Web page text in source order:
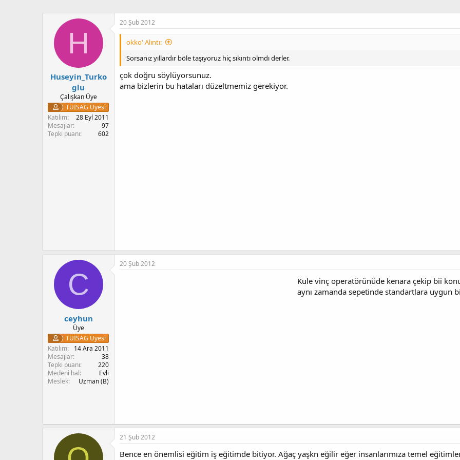
H
Huseyin_Turko
glu
Çalışkan Üye
TÜİSAG Üyesi
Katılım
28 Eyl 2011
Mesajlar
97
Tepki puanı
602
20 Şub 2012
okko' Alıntı:
Sorsanız yıllardır böle taşıyoruz hiç sıkıntı olmdı derler.
çok doğru söylüyorsunuz.
ama bizlerin bu hataları düzeltmemiz gerekiyor.
C
ceyhun
Üye
TÜİSAG Üyesi
Katılım
14 Ara 2011
Mesajlar
38
Tepki puanı
220
Medeni hal
Evli
Meslek
Uzman (B)
20 Şub 2012
Kule vinç operatörünüde kenara çekip bii
aynı zamanda sepetinde standartlara uygun
21 Şub 2012
Bence en önemlisi eğitim iş eğitimde bitiyor. Ağaç yaşkn eğilir eğer insanlarımıza temel